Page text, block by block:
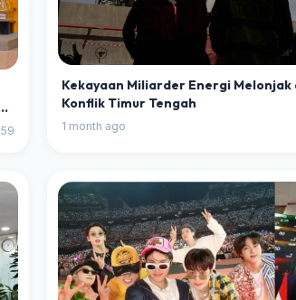
Kekayaan Miliarder Energi Melonjak
Konflik Timur Tengah
1 month ago